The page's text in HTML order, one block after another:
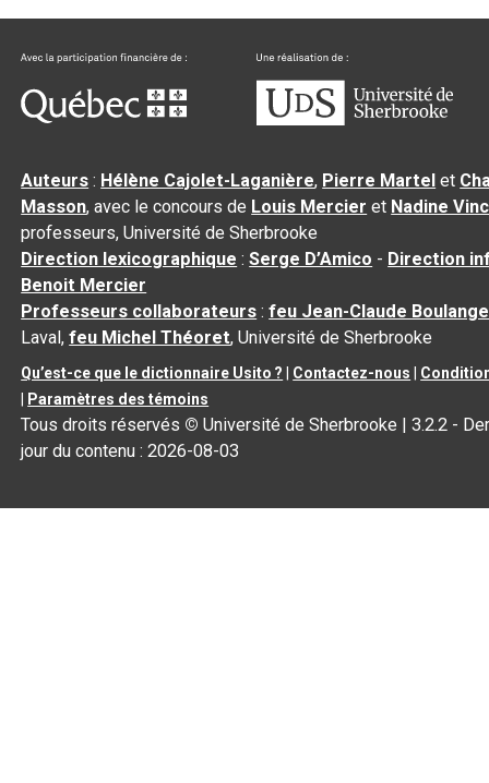
Auteurs : Hélène Cajolet-Laganière, Pierre Martel et
Masson, avec le concours de Louis Mercier et Nadine
professeurs, Université de Sherbrooke
Direction lexicographique :Serge D’Amico - Direction
Benoit Mercier
Professeurs collaborateurs :feu Jean-Claude
Laval,feu Michel Théoret, Université de Sherbrooke
Qu’est-ce que le dictionnaire Usito ? Contactez-nous
Paramètres des témoins
Tous droits réservés © Université de Sherbrooke |3.2.2 -
jour du contenu :2026-08-03